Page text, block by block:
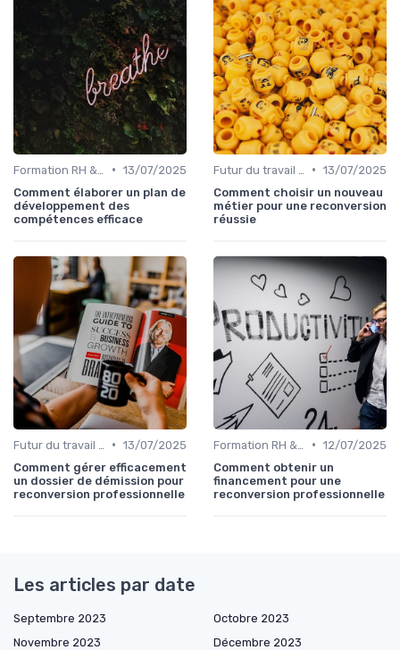
• 13/07/2025
Comment élaborer un plan de
développement des
compétences efficace
• 13/07/2025
Comment choisir un nouveau
métier pour une reconversion
réussie
• 13/07/2025
Comment gérer efficacement
un dossier de démission pour
reconversion professionnelle
• 12/07/2025
Comment obtenir un
financement pour une
reconversion professionnelle
Les articles par date
Septembre 2023
Octobre 2023
Novembre 2023
Décembre 2023